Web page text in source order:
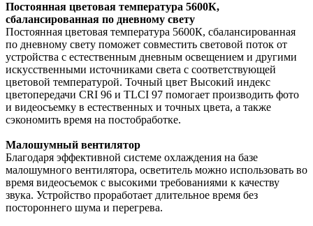
Постоянная цветовая температура 5600К,
сбалансированная по дневному свету
Постоянная цветовая температура 5600К, сбалансированная
по дневному свету поможет совместить световой поток от
устройства с естественным дневным освещением и другими
искусственными источниками света с соответствующей
цветовой температурой. Точный цвет Высокий индекс
цветопередачи CRI 96 и TLCI 97 помогает производить фото
и видеосъемку в естественных и точных цвета, а также
сэкономить время на постобработке.
Малошумный вентилятор
Благодаря эффективной системе охлаждения на базе
малошумного вентилятора, осветитель можно использовать во
время видеосъемок с высокими требованиями к качеству
звука. Устройство проработает длительное время без
постороннего шума и перегрева.